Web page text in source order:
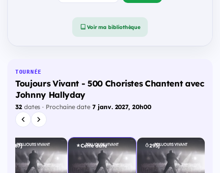
Voir ma bibliothèque
TOURNÉE
Toujours Vivant - 500 Choristes Chantent avec
Johnny Hallyday
32dates · Prochaine date7 janv. 2027, 20h00
287j Cette date 293j